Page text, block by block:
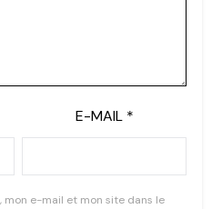
E-MAIL *
mon e-mail et mon site dans le